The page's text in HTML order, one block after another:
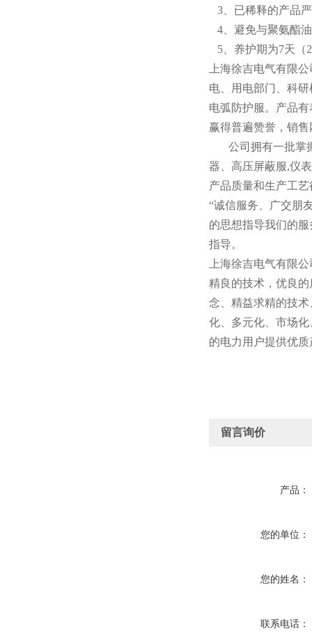
3、已稀释的产品
4、避免与聚氨酯
5、养护期为7天（
上海徐吉电气有限
电、用电部门、科
电弧防护服。产品
赢得普遍赞誉，销
公司拥有一批掌握
器、高压屏蔽服,仪
产品质量和生产工
“诚信服务、广交朋
的思想指导我们的
指导。
上海徐吉电气有限
精良的技术，优良
念、精益求精的技
化、多元化、市场
的电力用户提供优质
留言询价
产品：
您的单位：
您的姓名：
联系电话：